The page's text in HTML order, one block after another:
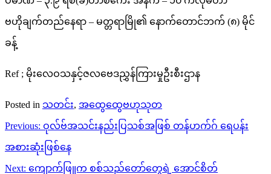
ဗဟိုချက်တည်နေရာ – မတ္တရာမြို၏ နောက်တောင်ဘက် (၈) မိုင်
ခန့်
Ref ; မိုးလေဝသနှင့်ဇလဗေဒညွှန်ကြားမှုဦးစီးဌာန
Posted in သတင်း, အထွေထွေဗဟုသုတ
Post
navigation
Previous: ဝုလ်ဗ်အသင်းနည်းပြသစ်အဖြစ် တန်ဟက်ဂ် ရေပန်း
အစားဆုံးဖြစ်နေ
Next: ကျောက်ဖြူက စစ်သည်တော်တွေရဲ့ အောင်စိတ်